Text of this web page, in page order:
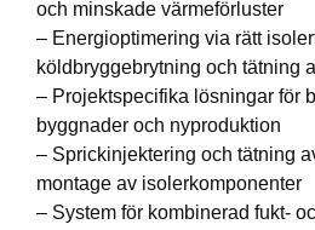
och minskade värmeförluster
– Energioptimering via rätt
köldbryggebrytning och tätning
– Projektspecifika lösningar för
byggnader och nyproduktion
– Sprickinjektering och tätning
montage av isolerkomponenter
– System för kombinerad fukt-